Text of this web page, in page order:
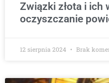
Związki złota i ich
oczyszczanie
12 sierpnia 2024 Brak